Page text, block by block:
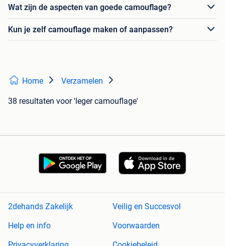
Wat zijn de aspecten van goede camouflage?
Kun je zelf camouflage maken of aanpassen?
Home Verzamelen
38 resultaten voor 'leger camouflage'
2dehands Zakelijk
Veilig en Succesvol
Help en info
Voorwaarden